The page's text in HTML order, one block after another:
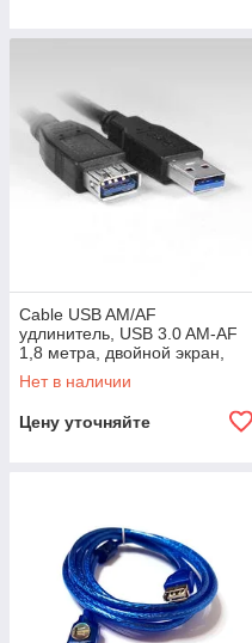
Cable USB AM/AF
удлинитель, USB 3.0 AM-AF
1,8 метра, двойной экран,
Mirex
Нет в наличии
Цену уточняйте